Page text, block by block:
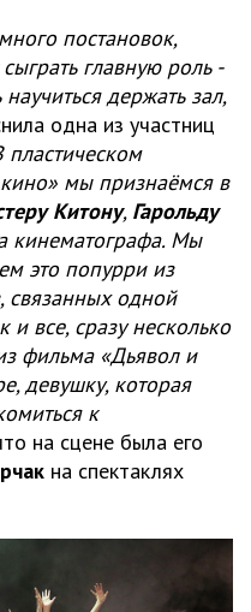
постановок,
главную роль -
держать зал,
одна из участниц
пластическом
мы признаёмся в
Китону, Гарольду
кинематографа. Мы
это попурри из
связанных одной
все, сразу несколько
фильма «Дьявол и
девушку, которая
к
на сцене была его
на спектаклях